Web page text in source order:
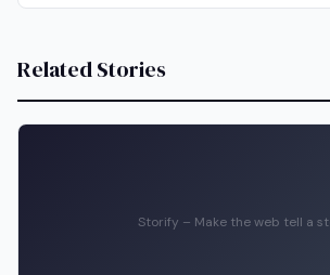
Related Stories
Storify – Make the web tell a